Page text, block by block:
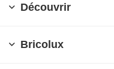
Découvrir
Bricolux